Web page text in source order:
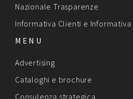
Nazionale Trasparenze
Informativa Clienti e
MENU
Advertising
Cataloghi e brochure
Consulenza strategica